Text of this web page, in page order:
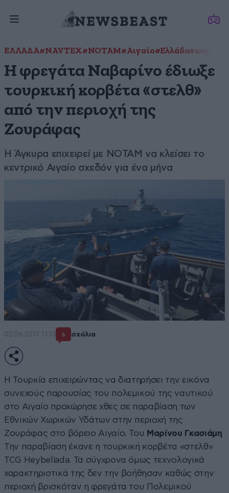
ΕΛΛΑΔΑ#NAVTEX#NOTAM#Αιγαίο#Ελλάδα#κορβέτα
Η φρεγάτα Ναβαρίνο έδιωξε
τουρκική κορβέτα «στελθ»
από την περιοχή της
Ζουράφας
Η Άγκυρα επιχειρεί με NOTAM να κλείσει το
κεντρικό Αιγαίο σχεδόν για ένα μήνα
02·06·2017 11:13 6 σχόλια
Η Τουρκία επιχειρώντας να διατηρήσει την εικόνα
συνεχούς παρουσίας του πολεμικού της ναυτικού
στο Αιγαίο προχώρησε χθες σε παραβίαση των
Εθνικών Χωρικών Υδάτων στην περιοχή της
Ζουράφας στο βόρειο Αιγαίο. Του Μαρίνου Γκασιάμη
Την παραβίαση έκανε η τουρκική κορβέτα «στελθ»
TCG Heybeliada. Τα σύγχρονα όμως τεχνολογικά
χαρακτηριστικά της δεν την βοήθησαν καθώς στην
περιοχή βρισκόταν η φρεγάτα του Πολεμικού